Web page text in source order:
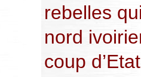
rebelles
nord
coup